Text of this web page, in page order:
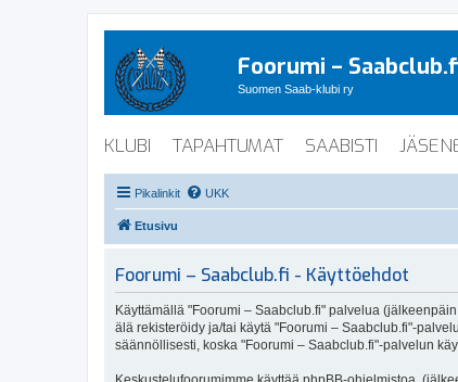
Foorumi –
Suomen Saab-klubi ry
KLUBI TAPAHTUMAT SAABISTI
Pikalinkit UKK
Etusivu
Foorumi – Saabclub.fi - Käyttöehdot
Käyttämällä "Foorumi – Saabclub.fi" palvelua
älä rekisteröidy ja/tai käytä "Foorumi – Saabclub.fi"-
säännöllisesti, koska "Foorumi – Saabclub.fi"-palvelun